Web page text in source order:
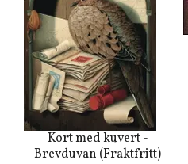
Kort med kuvert -
Brevduvan (Fraktfritt)